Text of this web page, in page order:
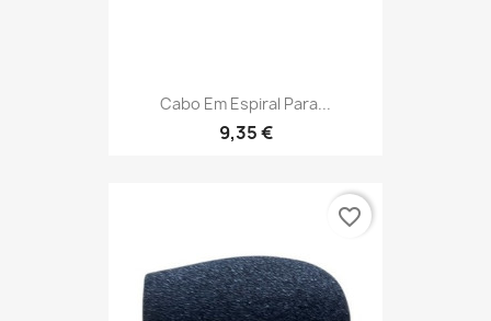
Cabo Em Espiral Para...
9,35 €
favorite_border